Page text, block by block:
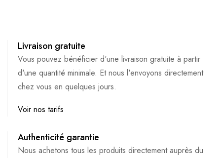
Livraison gratuite
Vous pouvez bénéficier d'une livraison gratuite à partir
d'une quantité minimale. Et nous l'envoyons directement
chez vous en quelques jours.
Voir nos tarifs
Authenticité garantie
Nous achetons tous les produits directement auprès du